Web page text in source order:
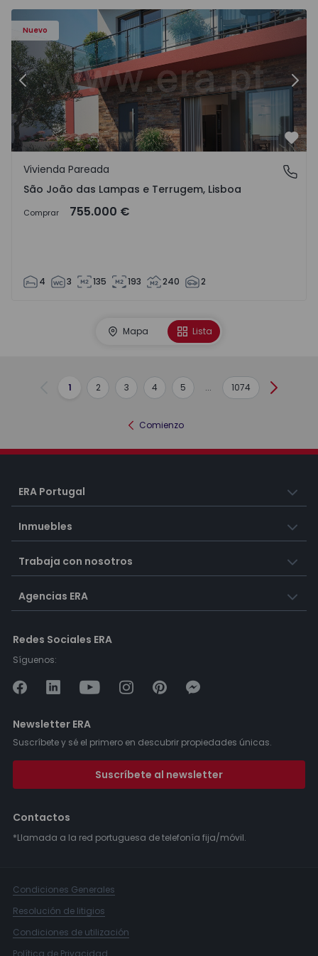
Nuevo
Anterior
São João das Lampas e Terrugem, Lisboa
Vivienda Pareada
São João das Lampas e Terrugem, Lisboa
Comprar 755.000 €
4 3 135 193 240 2
Mapa Lista
Anterior
1 2 3 4 5 ... 1074
Comienzo
ERA Portugal
Inmuebles
Trabaja con nosotros
Agencias ERA
Redes Sociales ERA
Síguenos:
Newsletter ERA
Suscríbete y sé el primero en descubrir propiedades únicas.
Suscríbete al newsletter
Contactos
*Llamada a la red portuguesa de telefonía fija/móvil.
Condiciones Generales
Resolución de litigios
Condiciones de utilización
Política de Privacidad